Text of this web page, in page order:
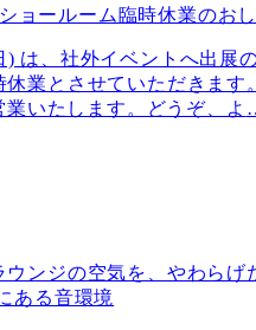
ョールーム臨時休業のお
) は、社外イベントへ出展
休業とさせていただきます
業いたします。どうぞ、よ
ウンジの空気を、やわら
ある音環境